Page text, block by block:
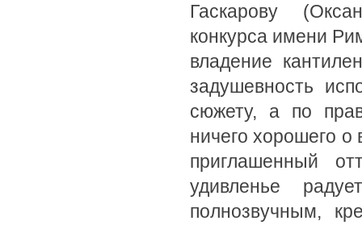
Гаскарову
конкурса имени
владение
задушевность
сюжету, а по
ничего хорошего о
приглашенный
удивленье
полнозвучным,